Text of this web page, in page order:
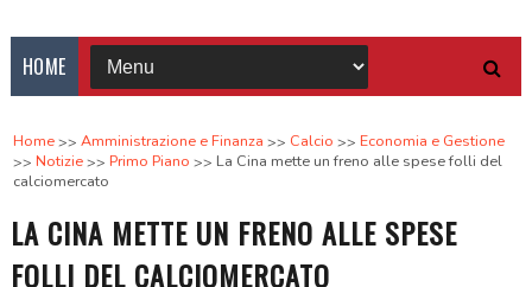
HOME
Home Amministrazione e Finanza Calcio
Economia e Gestione
Notizie
Primo Piano
La Cina mette un freno alle spese folli del
calciomercato
LA CINA METTE UN FRENO ALLE SPESE
FOLLI DEL CALCIOMERCATO